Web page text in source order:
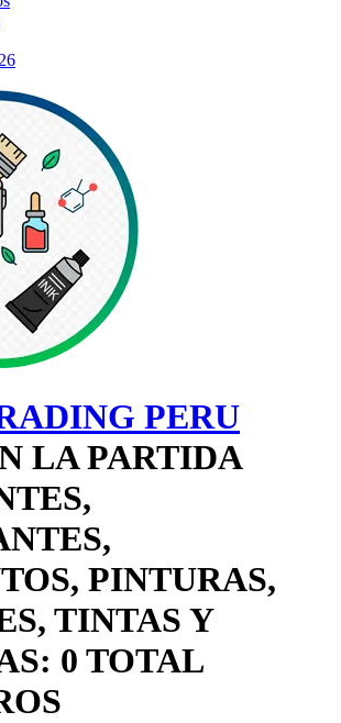
PERU
LA PARTIDA
PINTURAS,
TINTAS Y
0 TOTAL